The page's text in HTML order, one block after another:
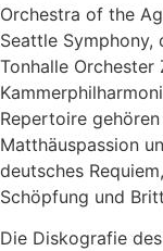
Orchestra of the
Seattle Symphony,
Tonhalle Orchester
Repertoire
Matthäuspassion
deutsches
Schöpfung und
Die Diskografie